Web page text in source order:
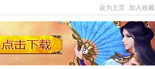
设为主页 加入收藏